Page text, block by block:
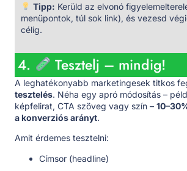
Tipp: Kerüld az elvonó
menüpontok, túl sok link), és vezesd
célig.
4. Tesztelj – mindig!
A leghatékonyabb marketingesek titkos
tesztelés. Néha egy apró módosítás –
képfelirat, CTA szöveg vagy szín –
a konverziós arányt.
Amit érdemes tesztelni:
Címsor (headline)